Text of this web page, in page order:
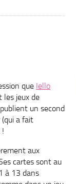
que Iello
les jeux de
publient un second
a fait
!
aux
cartes sont au
à 13 dans